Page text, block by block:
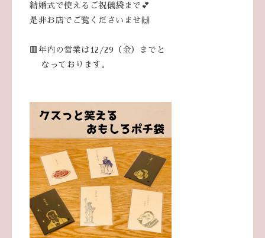
結婚式で使えるご祝儀袋まで💕
是非お店でご覧くださいませ🙌
🟥年内の営業は12/29（金）までと
なっております。